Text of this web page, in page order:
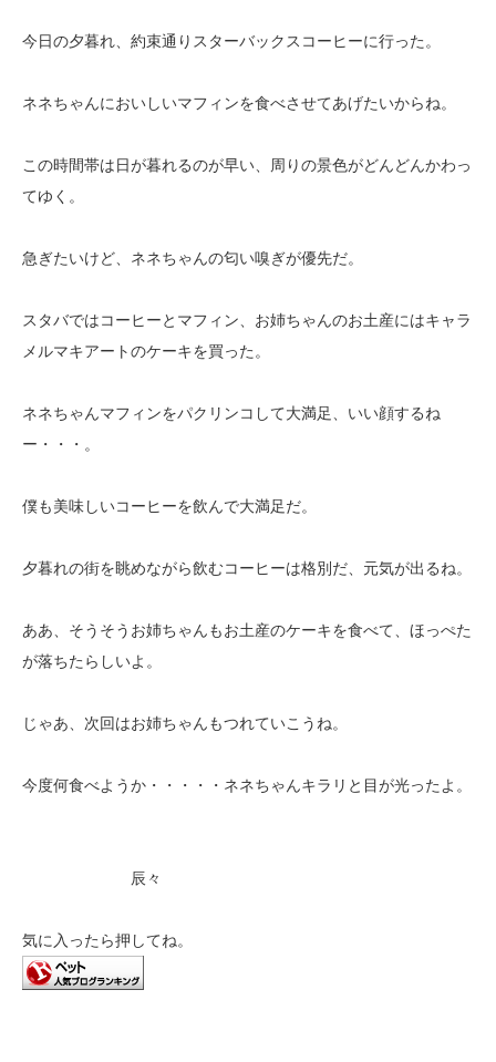
今日の夕暮れ、約束通りスターバックスコーヒーに行った。
ネネちゃんにおいしいマフィンを食べさせてあげたいからね。
この時間帯は日が暮れるのが早い、周りの景色がどんどんかわっ
てゆく。
急ぎたいけど、ネネちゃんの匂い嗅ぎが優先だ。
スタバではコーヒーとマフィン、お姉ちゃんのお土産にはキャラ
メルマキアートのケーキを買った。
ネネちゃんマフィンをパクリンコして大満足、いい顔するね
ー・・・。
僕も美味しいコーヒーを飲んで大満足だ。
夕暮れの街を眺めながら飲むコーヒーは格別だ、元気が出るね。
ああ、そうそうお姉ちゃんもお土産のケーキを食べて、ほっぺた
が落ちたらしいよ。
じゃあ、次回はお姉ちゃんもつれていこうね。
今度何食べようか・・・・・ネネちゃんキラリと目が光ったよ。
辰々
気に入ったら押してね。